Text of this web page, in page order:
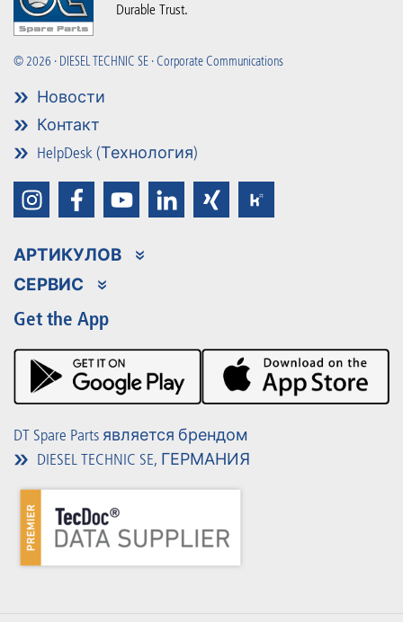
Durable Trust.
© 2026 · DIESEL TECHNIC SE · Corporate Communications
Новости
Контакт
HelpDesk (Технология)
АРТИКУЛОВ
Ассортимент продукции
Partner Portal
Product Promotions
СЕРВИС
Преимущества
Premium Shop
Мероприятия
Материалы для загрузки
Get the App
DT Spare Parts является брендом
DIESEL TECHNIC SE, ГЕРМАНИЯ